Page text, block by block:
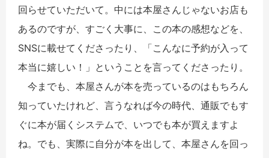
回らせていただいて。中には本屋さんじゃないお店も
あるのですが、すごく大事に、この本の感想などを、
SNSに載せてくださったり、「こんなに予約が入って
本当に嬉しい！」ということを言ってくださったり。
今までも、本屋さんが本を売っているのはもちろん
知っていたけれど、言うなれば今の時代、通販でもす
ぐに本が届くシステムで、いつでも本が買えますよ
ね。でも、実際に自分が本を出して、本屋さんを回っ